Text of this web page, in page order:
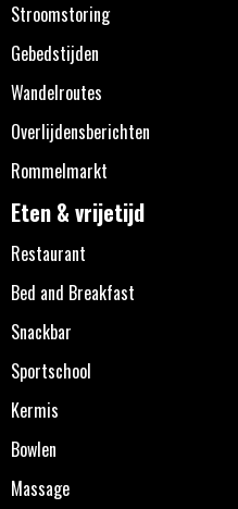
Stroomstoring
Gebedstijden
Wandelroutes
Overlijdensberichten
Rommelmarkt
Eten & vrijetijd
Restaurant
Bed and Breakfast
Snackbar
Sportschool
Kermis
Bowlen
Massage